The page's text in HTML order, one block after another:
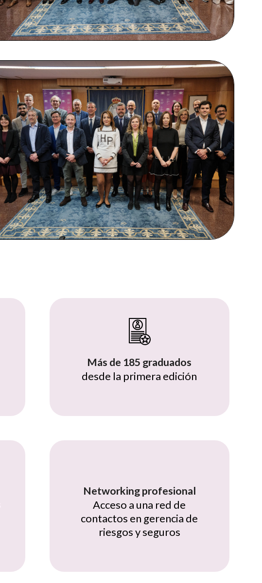
Más de 185 graduados
desde la primera edición
Networking profesional
Acceso a una red de
contactos en gerencia de
riesgos y seguros